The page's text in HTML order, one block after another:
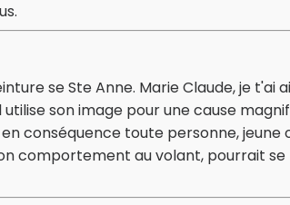
se Ste Anne. Marie Claude, je t'ai
son image pour une cause
conséquence toute personne, jeune
comportement au volant, pourrait